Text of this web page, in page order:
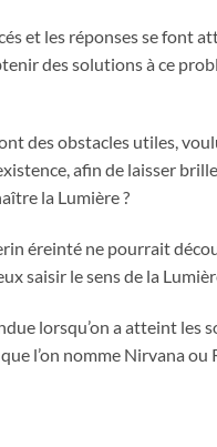
et les réponses se font
des solutions à ce
des obstacles utiles,
afin de laisser
la Lumière ?
éreinté ne pourrait
saisir le sens de la
lorsqu’on a atteint les
l’on nomme Nirvana ou